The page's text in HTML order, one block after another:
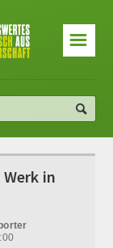
☰
in